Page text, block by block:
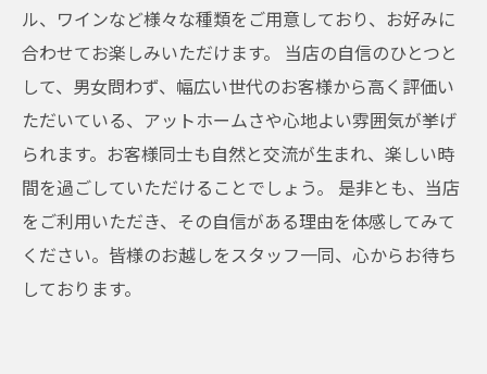
ル、ワインなど様々な種類をご用意しており、お好みに
合わせてお楽しみいただけます。 当店の自信のひとつと
して、男女問わず、幅広い世代のお客様から高く評価い
ただいている、アットホームさや心地よい雰囲気が挙げ
られます。お客様同士も自然と交流が生まれ、楽しい時
間を過ごしていただけることでしょう。 是非とも、当店
をご利用いただき、その自信がある理由を体感してみて
ください。皆様のお越しをスタッフ一同、心からお待ち
しております。